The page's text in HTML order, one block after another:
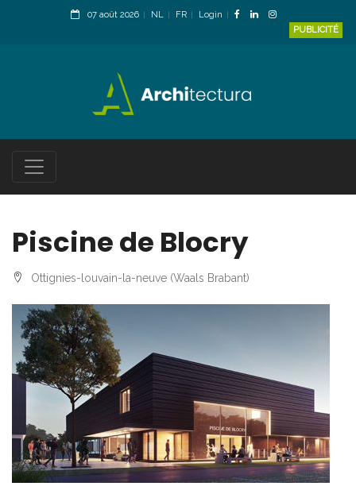
07 août 2026 NL FR
Login
PUBLICITÉ
Piscine de Blocry
Ottignies-louvain-la-neuve (Waals Brabant)